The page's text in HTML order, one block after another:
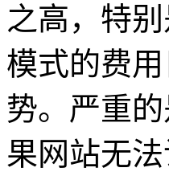
之高，特
模式的费
势。严重
果网站无